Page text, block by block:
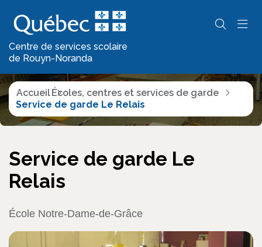
Centre de services scolaire
de Rouyn-Noranda
Écoles, centres et
services de garde
Accueil Écoles, centres et services de garde
Service de garde Le Relais
Service de garde Le
Relais
École Notre-Dame-de-Grâce